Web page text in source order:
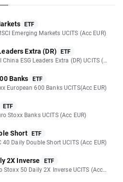
ETF
Emerging Markets UCITS (Acc EUR)
Extra (DR) ETF
ESG Leaders Extra (DR) UCITS (Acc EUR)
Banks ETF
European 600 Banks UCITS(Acc EUR)
ETF
Stoxx Banks UCITS (Acc EUR)
Short ETF
40 Daily Double Short UCITS (Acc EUR)
2X Inverse ETF
50 Daily 2X Inverse UCITS (Acc EUR)